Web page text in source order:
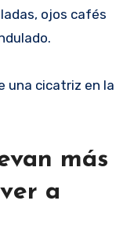
ojos cafés
una cicatriz en la
más
a